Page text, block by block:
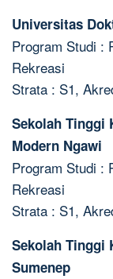
Universitas
Program Studi :
Rekreasi
Strata : S1,
Sekolah Tinggi
Modern Ngawi
Program Studi :
Rekreasi
Strata : S1,
Sekolah Tinggi
Sumenep